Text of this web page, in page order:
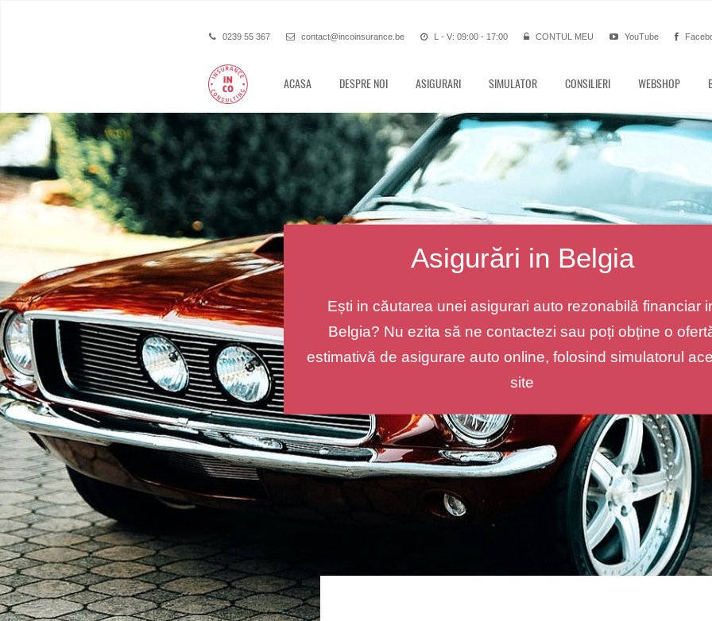
0239 55 367 contact@incoinsurance.be L - V: 09:00 - 17:00 CONTUL MEU YouTube
ACASA DESPRE NOI ASIGURARI SIMULATOR CONSILIERI WEBSHOP
Asigurări in Belgia
Ești in căutarea unei asigurari auto rezonabilă financiar
Belgia? Nu ezita să ne contactezi sau poți obține o
estimativă de asigurare auto online, folosind simulatorul
site